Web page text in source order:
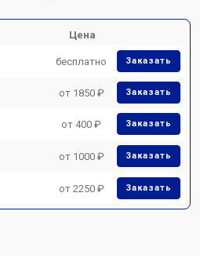
Цена
бесплатно Заказать
от 1850 ₽ Заказать
от 400 ₽ Заказать
от 1000 ₽ Заказать
от 2250 ₽ Заказать